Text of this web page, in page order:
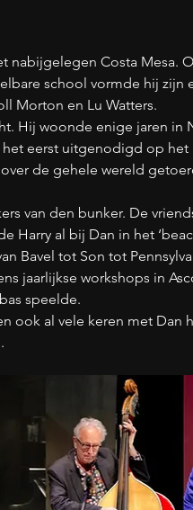
nabijgelegen Costa Mesa.
school vormde hij zijn
Morton en Lu Watters.
Hij woonde enige jaren in
eerst uitgenodigd op het
de gehele wereld
van den bunker. De
Harry al bij Dan in het
Bavel tot Son tot
jaarlijkse workshops in
speelde.
ook al vele keren met